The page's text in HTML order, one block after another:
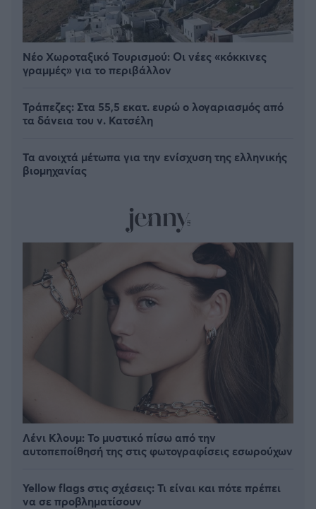
Νέο Χωροταξικό Τουρισμού: Οι νέες «κόκκινες
γραμμές» για το περιβάλλον
Τράπεζες: Στα 55,5 εκατ. ευρώ ο λογαριασμός από
τα δάνεια του ν. Κατσέλη
Τα ανοιχτά μέτωπα για την ενίσχυση της ελληνικής
βιομηχανίας
Λένι Κλουμ: Το μυστικό πίσω από την
αυτοπεποίθησή της στις φωτογραφίσεις εσωρούχων
Yellow flags στις σχέσεις: Τι είναι και πότε πρέπει
να σε προβληματίσουν